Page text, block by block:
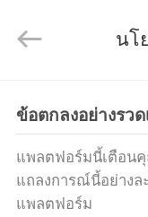
บ้าน
ผลิตภัณฑ์
Color
Printing
ECER
นโ
ข้อตกลงอย่างรวด
แพลตฟอร์มนี้เตือน
แถลงการณ์นี้อย่างล
แพลตฟอร์ม